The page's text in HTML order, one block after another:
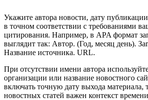
Укажите автора новости, дату
в точном соответствии с требованиями
цитирования. Например, в APA формат
выглядит так: Автор. (Год, месяц день).
Название источника. URL.
При отсутствии имени автора
организации или название новостного
включать точную дату выхода материала,
новостных статей важен контекст